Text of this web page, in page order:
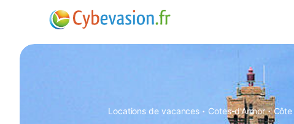
Locations de vacances · Cotes-d'Armor · Côte